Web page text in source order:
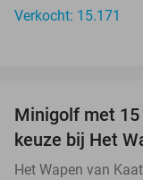
Verkocht: 15.171
Minigolf met 15
keuze bij Het
Het Wapen van